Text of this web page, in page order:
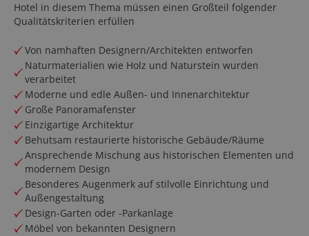
Hotel in diesem Thema müssen einen Großteil folgender
Qualitätskriterien erfüllen
Von namhaften Designern/Architekten entworfen
Naturmaterialien wie Holz und Naturstein wurden
verarbeitet
Moderne und edle Außen- und Innenarchitektur
Große Panoramafenster
Einzigartige Architektur
Behutsam restaurierte historische Gebäude/Räume
Ansprechende Mischung aus historischen Elementen und
modernem Design
Besonderes Augenmerk auf stilvolle Einrichtung und
Außengestaltung
Design-Garten oder -Parkanlage
Möbel von bekannten Designern